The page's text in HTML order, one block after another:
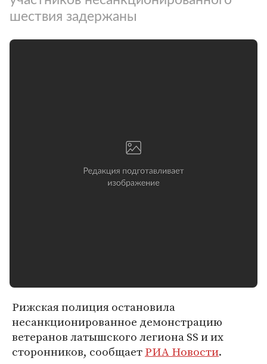
шествия задержаны
Рижская полиция остановила
несанкционированное демонстрацию
ветеранов латышского легиона SS и их
сторонников, сообщаетРИА Новости.